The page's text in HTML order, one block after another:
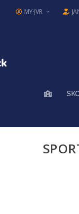
MY·JVR